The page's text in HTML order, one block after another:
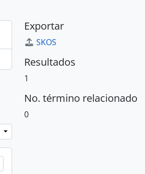
Exportar
SKOS
Resultados
1
No. término relacionado
0